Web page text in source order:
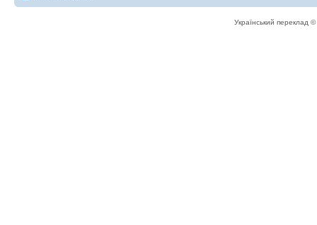
Український переклад